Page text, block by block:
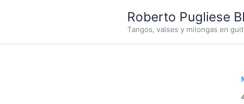
Roberto Pugliese
Tangos, valses y milongas en